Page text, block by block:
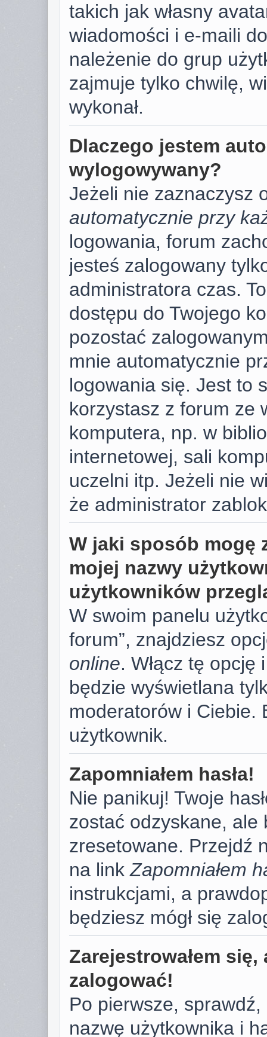
takich jak własny
wiadomości i e-maili
należenie do grup
zajmuje tylko chwilę,
wykonał.
Dlaczego jestem
wylogowywany?
Jeżeli nie zaznaczysz
automatycznie przy
logowania, forum
jesteś zalogowany
administratora czas.
dostępu do Twojego
pozostać
mnie automatycznie
logowania się. Jest to
korzystasz z forum ze
komputera, np. w
internetowej, sali
uczelni itp. Jeżeli nie
że administrator
W jaki sposób mogę
mojej nazwy
użytkowników
W swoim panelu
forum”, znajdziesz
online. Włącz tę
będzie wyświetlana
moderatorów i Ciebie.
użytkownik.
Zapomniałem hasła!
Nie panikuj! Twoje
zostać odzyskane,
zresetowane. Przejdź
na linkZapomniałem
instrukcjami, a
będziesz mógł się
Zarejestrowałem
zalogować!
Po pierwsze,
nazwę użytkownika i